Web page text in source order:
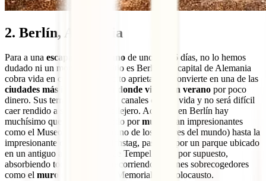
2. Berlín, Alemania
Para a una escapada en verano de unos 5 o 6 días, no lo hemos
dudado ni un momento, ¡tu sitio es Berlín! La capital de Alemania
cobra vida en cuanto el calorcito aprieta y se convierte en una de las
ciudades más interesantes a donde viajar en verano por poco
dinero. Sus terrazas, parques y canales cobran vida y no será difícil
caer rendido a su ambiente callejero. Además, en Berlín hay
muchísimo que ver. Empezando pormuseos
tan impresionantes
como el Museo de Pérgamo (uno de los mejores del mundo) hasta la
impresionante cúpula del Reichstag, pasando por un parque ubicado
en un antiguo aeropuerto (el de Tempelhof) y, por supuesto,
absorbiendo toda su historia recorriendo rincones sobrecogedores
como el muro de Berlín
o el Memorial del Holocausto.